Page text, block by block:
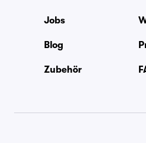
Jobs
Blog
Zubehör